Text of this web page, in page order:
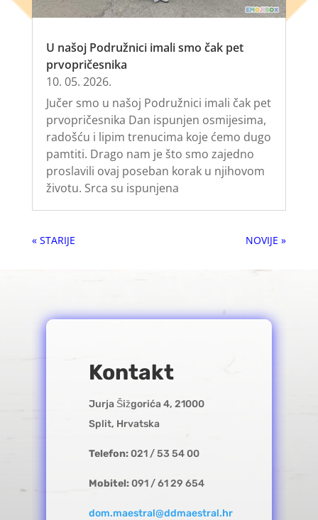
U našoj Podružnici imali smo čak pet
prvopričesnika
10. 05. 2026.
Jučer smo u našoj Podružnici imali čak pet
prvopričesnika Dan ispunjen osmijesima,
radošću i lipim trenucima koje ćemo dugo
pamtiti. Drago nam je što smo zajedno
proslavili ovaj poseban korak u njihovom
životu. Srca su ispunjena
« Older Entries Next Entries »
Kontakt
Jurja Šižgorića 4, 21000
Split, Hrvatska
Telefon:021 / 53 54 00
Mobitel:091 / 61 29 654
dom.maestral@ddmaestral.hr